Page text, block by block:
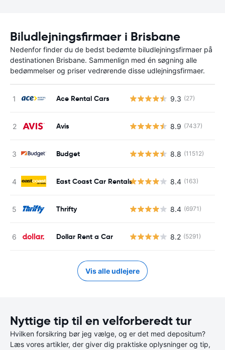
Biludlejningsfirmaer i Brisbane
Nedenfor finder du de bedst bedømte biludlejningsfirmaer på
destinationen Brisbane. Sammenlign med én søgning alle
bedømmelser og priser vedrørende disse udlejningsfirmaer.
Ace Rental Cars 9.3 (27)
Avis 8.9 (7437)
Budget 8.8 (11512)
East Coast Car Rentals 8.4 (163)
Thrifty 8.4 (6971)
Dollar Rent a Car 8.2 (5291)
Vis alle udlejere
Nyttige tip til en velforberedt tur
Hvilken forsikring bør jeg vælge, og er det med depositum?
Læs vores artikler, der giver dig praktiske oplysninger og tip,